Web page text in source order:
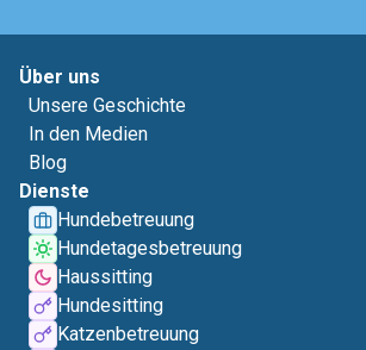
Über uns
Unsere Geschichte
In den Medien
Blog
Dienste
Hundebetreuung
Hundetagesbetreuung
Haussitting
Hundesitting
Katzenbetreuung